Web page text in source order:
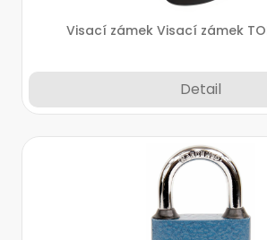
Visací zámek Visací zámek
Detail